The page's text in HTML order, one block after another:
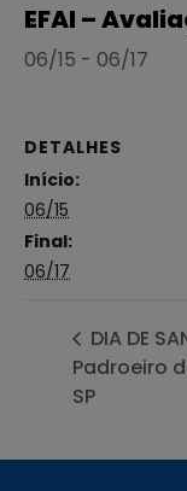
EFAI –
06/15 - 06/17
DETALHES
Início:
06/15
Final:
06/17
DIA DE
Padroeiro
SP